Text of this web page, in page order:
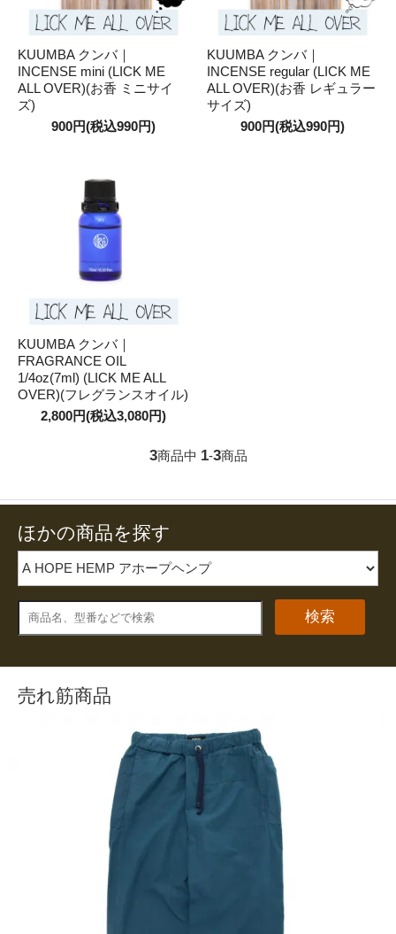
KUUMBA クンバ｜
INCENSE mini (LICK ME
ALL OVER)(お香 ミニサイ
ズ)
900円(税込990円)
KUUMBA クンバ｜
INCENSE regular (LICK ME
ALL OVER)(お香 レギュラー
サイズ)
900円(税込990円)
KUUMBA クンバ｜
FRAGRANCE OIL
1/4oz(7ml) (LICK ME ALL
OVER)(フレグランスオイル)
2,800円(税込3,080円)
3商品中 1-3商品
ほかの商品を探す
検索
売れ筋商品